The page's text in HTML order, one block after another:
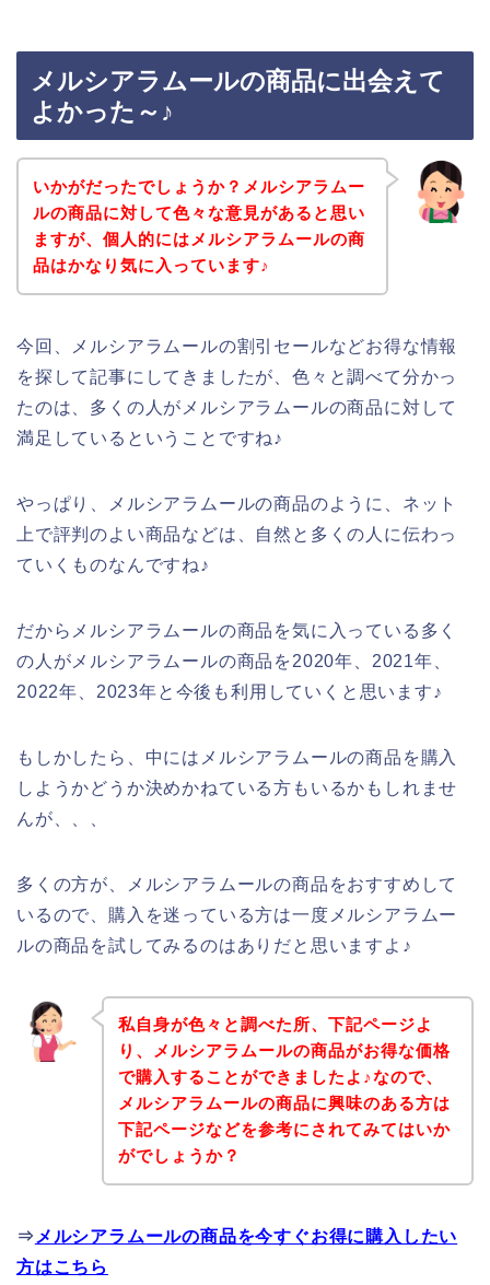
メルシアラムールの商品に出会えて
よかった～♪
いかがだったでしょうか？メルシアラムー
ルの商品に対して色々な意見があると思い
ますが、個人的にはメルシアラムールの商
品はかなり気に入っています♪
今回、メルシアラムールの割引セールなどお得な情報
を探して記事にしてきましたが、色々と調べて分かっ
たのは、多くの人がメルシアラムールの商品に対して
満足しているということですね♪
やっぱり、メルシアラムールの商品のように、ネット
上で評判のよい商品などは、自然と多くの人に伝わっ
ていくものなんですね♪
だからメルシアラムールの商品を気に入っている多く
の人がメルシアラムールの商品を2020年、2021年、
2022年、2023年と今後も利用していくと思います♪
もしかしたら、中にはメルシアラムールの商品を購入
しようかどうか決めかねている方もいるかもしれませ
んが、、、
多くの方が、メルシアラムールの商品をおすすめして
いるので、購入を迷っている方は一度メルシアラムー
ルの商品を試してみるのはありだと思いますよ♪
私自身が色々と調べた所、下記ページよ
り、メルシアラムールの商品がお得な価格
で購入することができましたよ♪なので、
メルシアラムールの商品に興味のある方は
下記ページなどを参考にされてみてはいか
がでしょうか？
⇒ メルシアラムールの商品を今すぐお得に購入したい
方はこちら